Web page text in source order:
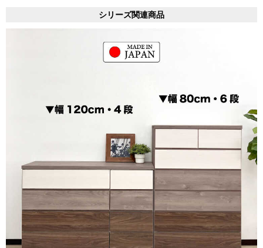
シリーズ関連商品